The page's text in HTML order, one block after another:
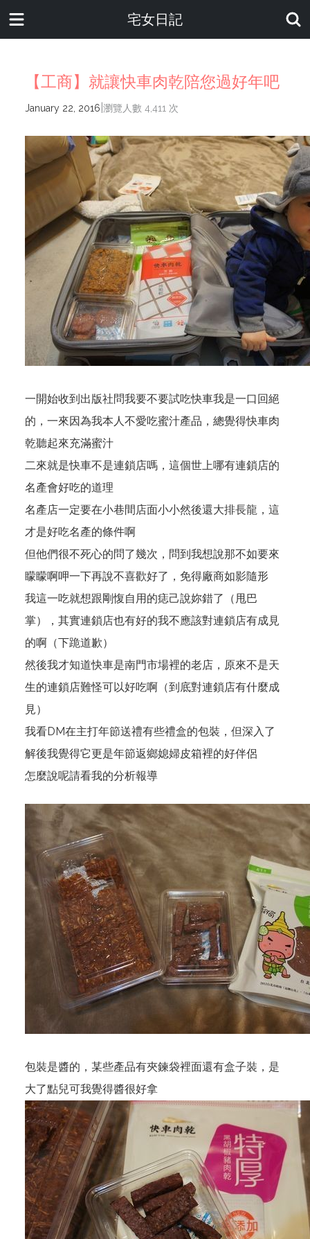
宅女日記
【工商】就讓快車肉乾陪您過好年吧
January 22, 2016 瀏覽人數 4,411 次
一開始收到出版社問我要不要試吃快車我是一口回絕
的，一來因為我本人不愛吃蜜汁產品，總覺得快車肉
乾聽起來充滿蜜汁
二來就是快車不是連鎖店嗎，這個世上哪有連鎖店的
名產會好吃的道理
名產店一定要在小巷間店面小小然後還大排長龍，這
才是好吃名產的條件啊
但他們很不死心的問了幾次，問到我想說那不如要來
矇矇啊呷一下再說不喜歡好了，免得廠商如影隨形
我這一吃就想跟剛愎自用的痣己說妳錯了（甩巴
掌），其實連鎖店也有好的我不應該對連鎖店有成見
的啊（下跪道歉）
然後我才知道快車是南門市場裡的老店，原來不是天
生的連鎖店難怪可以好吃啊（到底對連鎖店有什麼成
見）
我看DM在主打年節送禮有些禮盒的包裝，但深入了
解後我覺得它更是年節返鄉媳婦皮箱裡的好伴侶
怎麼說呢請看我的分析報導
包裝是醬的，某些產品有夾鍊袋裡面還有盒子裝，是
大了點兒可我覺得醬很好拿